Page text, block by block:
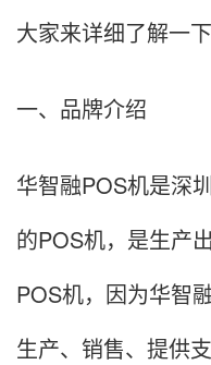
大家来详细了解一下
一、品牌介绍
华智融POS机是深
的POS机，是生产
POS机，因为华智
生产、销售、提供